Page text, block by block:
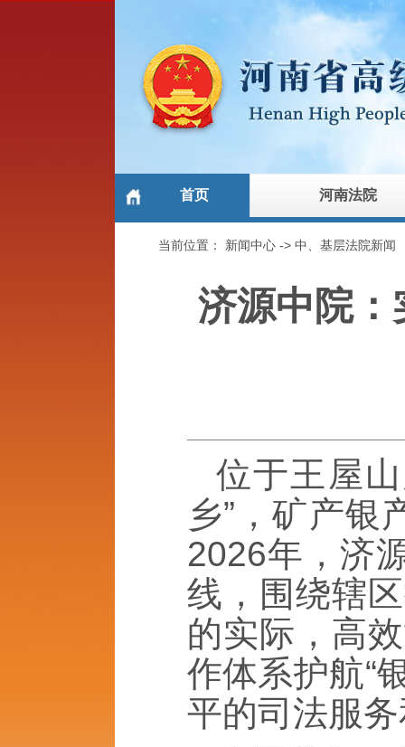
首页 河南法院
当前位置： 新闻中心 ->中、基层法院新闻
济源中院：
位于王屋
乡”，矿产银
2026年，济
线，围绕辖
的实际，高
作体系护航“
平的司法服